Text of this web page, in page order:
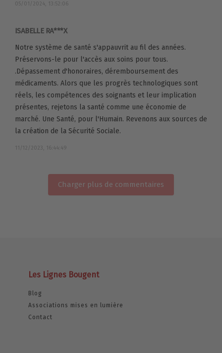
05/01/2024, 13:52:06
ISABELLE RA***X
Notre système de santé s'appauvrit au fil des années.
Préservons-le pour l'accès aux soins pour tous.
.Dépassement d'honoraires, déremboursement des
médicaments. Alors que les progrès technologiques sont
réels, les compétences des soignants et leur implication
présentes, rejetons la santé comme une économie de
marché. Une Santé, pour l'Humain. Revenons aux sources de
la création de la Sécurité Sociale.
11/12/2023, 16:44:49
Charger plus de commentaires
Les Lignes Bougent
Blog
Associations mises en lumière
Contact